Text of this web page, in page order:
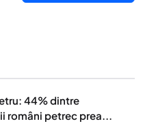
44% dintre
români petrec prea...